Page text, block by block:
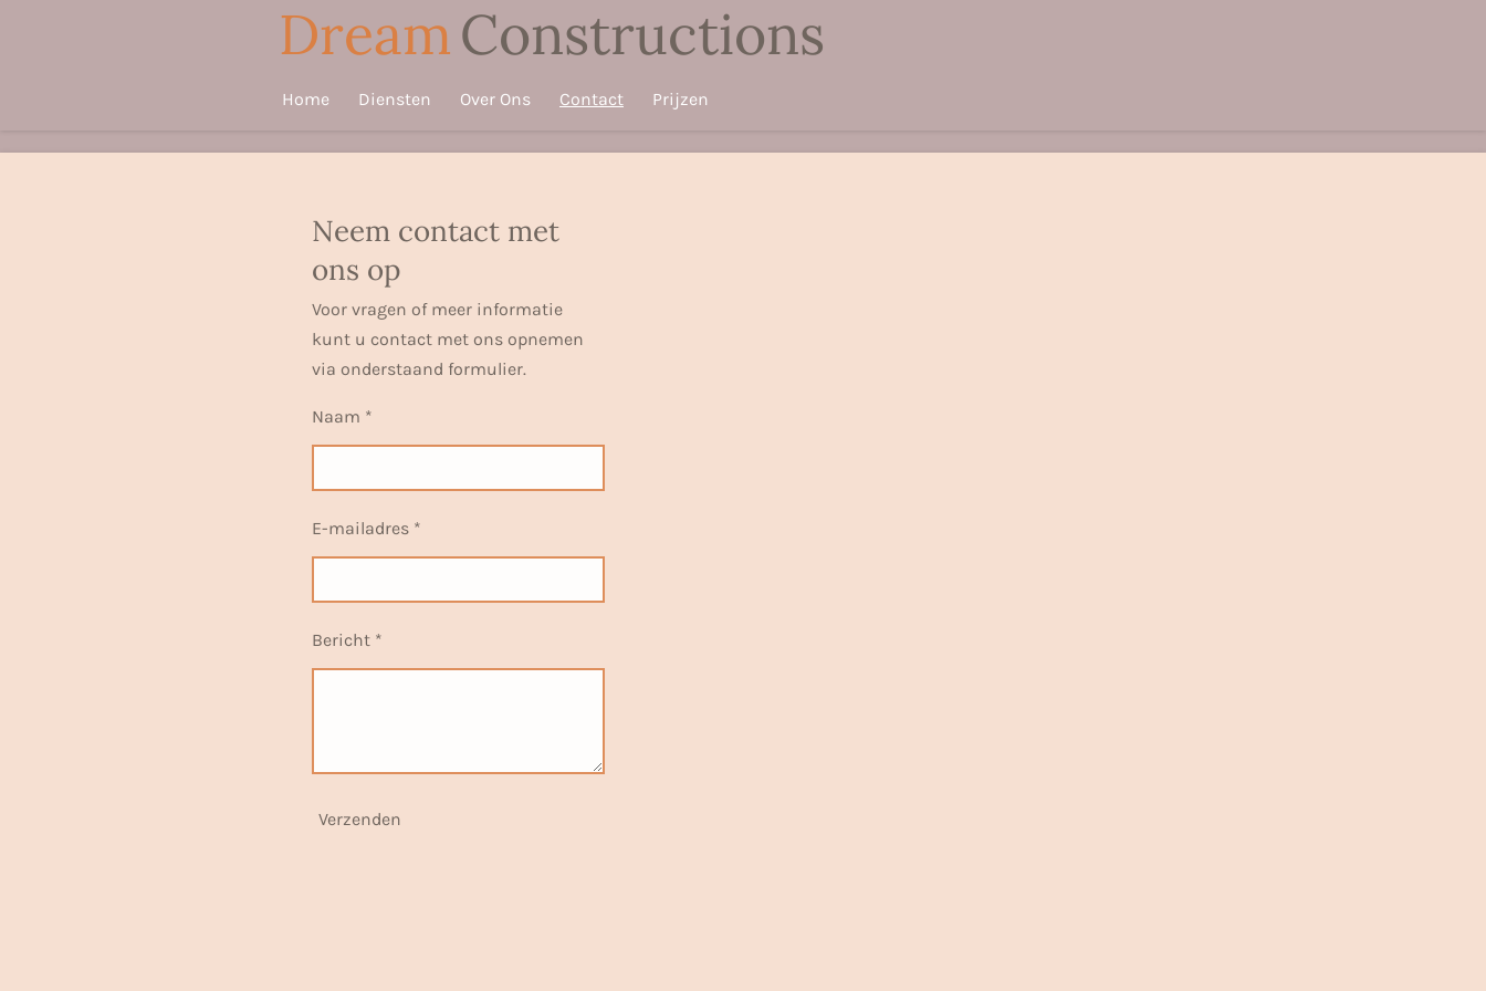
DreamConstructions
Home Diensten Over Ons Contact Prijzen
Neem contact met
ons op
Voor vragen of meer informatie
kunt u contact met ons opnemen
via onderstaand formulier.
Naam *
E-mailadres *
Bericht *
Verzenden